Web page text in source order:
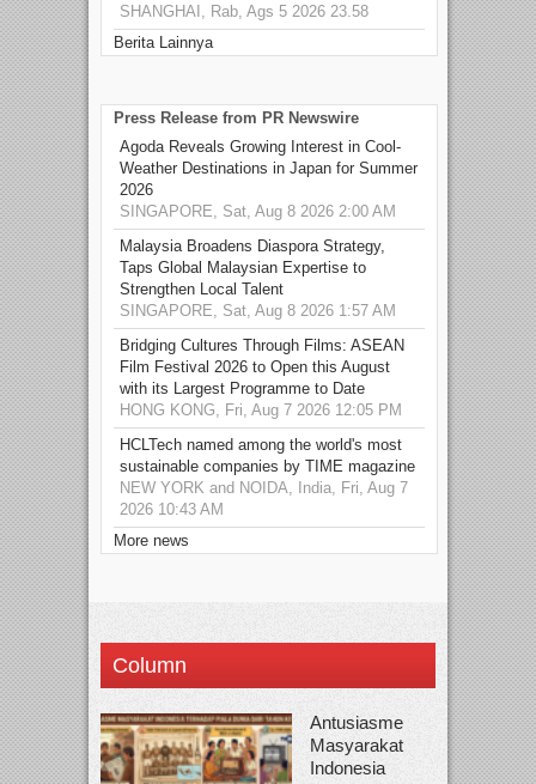
SHANGHAI, Rab, Ags 5 2026 23.58
Berita Lainnya
Press Release from PR Newswire
Agoda Reveals Growing Interest in Cool-
Weather Destinations in Japan for Summer
2026
SINGAPORE, Sat, Aug 8 2026 2:00 AM
Malaysia Broadens Diaspora Strategy,
Taps Global Malaysian Expertise to
Strengthen Local Talent
SINGAPORE, Sat, Aug 8 2026 1:57 AM
Bridging Cultures Through Films: ASEAN
Film Festival 2026 to Open this August
with its Largest Programme to Date
HONG KONG, Fri, Aug 7 2026 12:05 PM
HCLTech named among the world's most
sustainable companies by TIME magazine
NEW YORK and NOIDA, India, Fri, Aug 7
2026 10:43 AM
More news
Column
Antusiasme
Masyarakat
Indonesia